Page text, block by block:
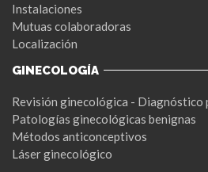
Instalaciones
Mutuas colaboradoras
Localización
GINECOLOGÍA
Revisión ginecológica - Diagnóstico
Patologías ginecológicas benignas
Métodos anticonceptivos
Láser ginecológico